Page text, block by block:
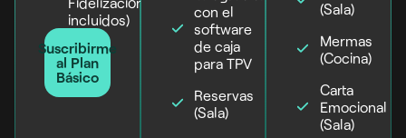
incluidos)
Suscribirme
al Plan
Básico
con el
software
de caja
para TPV
Reservas
(Sala)
(Sala)
Mermas
(Cocina)
Carta
Emocional
(Sala)